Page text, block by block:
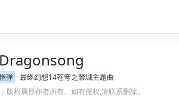
弹
最终幻想14苍穹之禁城主题曲
版权属原作者所有。如有侵权,请联系删除。